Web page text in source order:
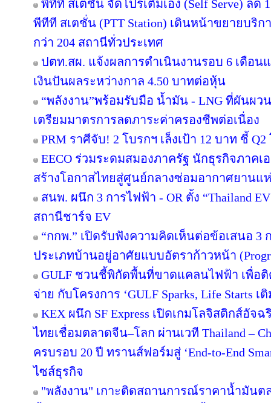
พีทีที สเตชั่น จัดโปรเติมเอง (Self Serve) ลด
พีทีที สเตชั่น (PTT Station) เดินหน้าขยายบริก
กว่า 204 สถานีทั่วประเทศ
ปตท.สผ. แจ้งผลการดำเนินงานรอบ 6 เดือน
เงินปันผลระหว่างกาล 4.50 บาทต่อหุ้น
“พลังงาน”พร้อมรับมือ น้ำมัน - LNG ที่ผันผว
เตรียมมาตรการลดภาระค่าครองชีพต่อเนื่อง
PRM ราศีจับ! 2 โบรกฯ เล็งเป้า 12 บาท ชี้
EECO ร่วมระดมสมองภาครัฐ นักธุรกิจภาค
สร้างโอกาสไทยสู่ศูนย์กลางซ่อมอากาศยานแ
สนพ. ผนึก 3 การไฟฟ้า - OR ตั้ง “Thailand
สถานีชาร์จ EV
“กกพ.” เปิดรับฟังความคิดเห็นต่อข้อเสนอ 3
ประเภทบ้านอยู่อาศัยแบบอัตราก้าวหน้า
GULF ชวนชี้พิกัดพื้นที่ขาดแคลนไฟฟ้า เพื่อ
จ่าย กับโครงการ ‘GULF Sparks, Life Starts
KEX ผนึก SF Express เปิดเกมโลจิสติกส์อัจ
ไทยเชื่อมตลาดจีน–โลก ผ่านเวที Thailand –
ครบรอบ 20 ปี ทรานส์ฟอร์มสู่ ‘End-to-End
ไซส์ธุรกิจ
"พลังงาน" เกาะติดสถานการณ์ราคาน้ำมันต